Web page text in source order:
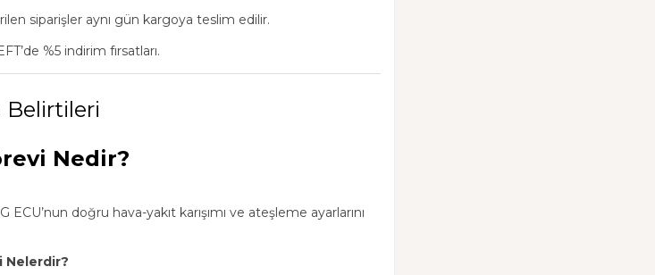
siparişler aynı gün kargoya teslim edilir.
%5 indirim fırsatları.
Belirtileri
Nedir?
doğru hava-yakıt karışımı ve ateşleme ayarlarını
Nelerdir?